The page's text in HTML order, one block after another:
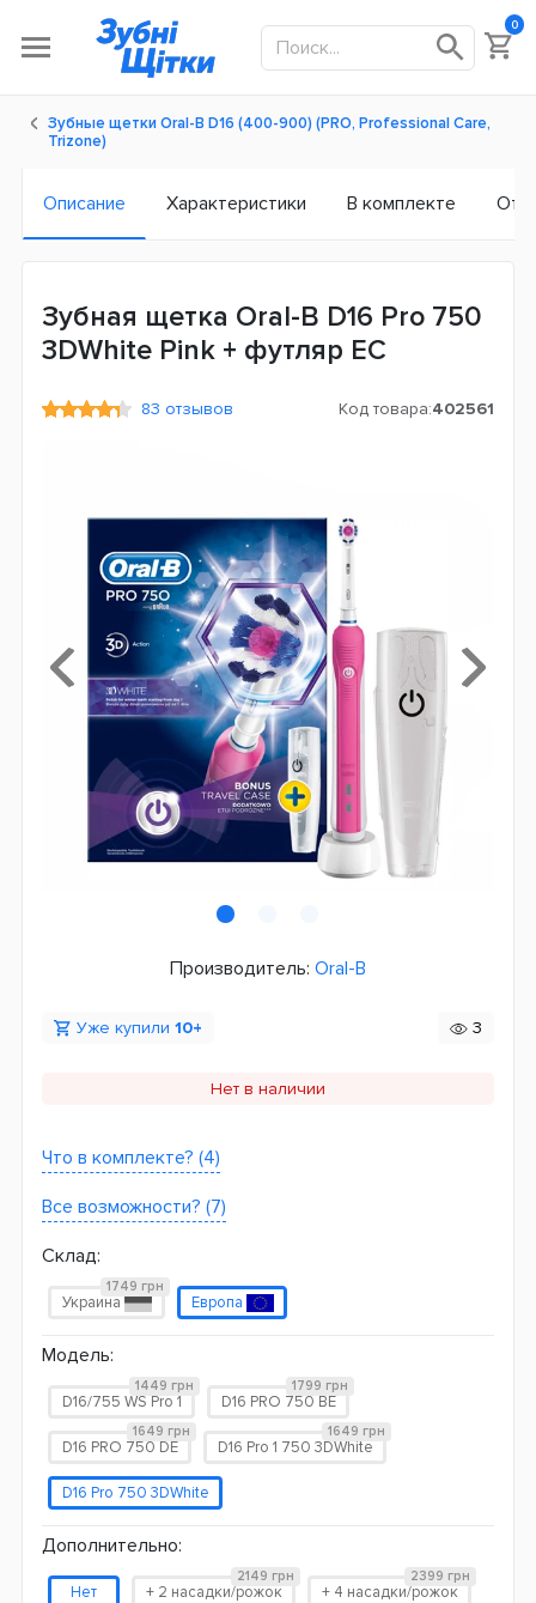
0
Зубные щетки Oral-B D16 (400-900) (PRO, Professional Care,
Trizone)
Описание Характеристики В комплекте
Зубная щетка Oral-B D16 Pro 750
3DWhite Pink + футляр ЕС
83 отзывов Код товара:402561
Производитель: Oral-B
Уже купили 10+ 3
Нет в наличии
Что в комплекте? (4)
Все возможности? (7)
Склад:
Украина
1749 грн
Европа
Модель:
D16/755 WS Pro 1
1449 грн
D16 PRO 750 BE
1799 грн
D16 PRO 750 DE
1649 грн
D16 Pro 1 750 3DWhite
1649 грн
D16 Pro 750 3DWhite
Дополнительно:
Нет + 2 насадки/рожок
2149 грн
+ 4 насадки/рожок
2399 грн